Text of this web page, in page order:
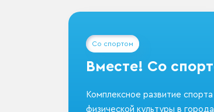
Со спортом
Вместе! Со
Комплексное развитие спорта
физической культуры в